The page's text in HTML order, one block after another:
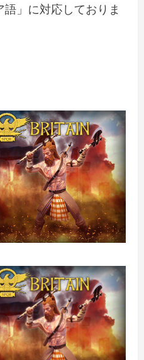
」に対応しておりま